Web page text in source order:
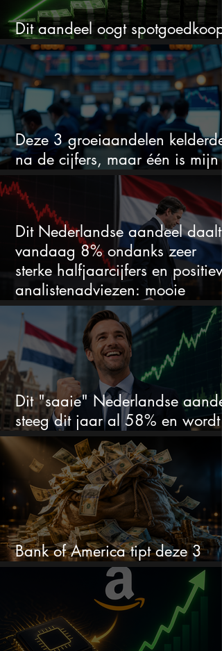
Dit aandeel oogt spotgoedkoop
voor hoeveel het kan stijgen
Deze 3 groeiaandelen
na de cijfers, maar één is mijn
duidelijke favoriet
Dit Nederlandse aandeel daalt
vandaag 8% ondanks zeer
sterke halfjaarcijfers en positieve
analistenadviezen: mooie
koopkans?
Dit "saaie" Nederlandse
steeg dit jaar al 58% en wordt
volgens analisten onderschat
Bank of America tipt deze 3
chipaandelen